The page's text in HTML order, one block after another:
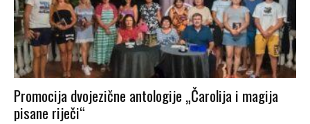
Promocija dvojezične antologije „Čarolija i magija
pisane riječi“